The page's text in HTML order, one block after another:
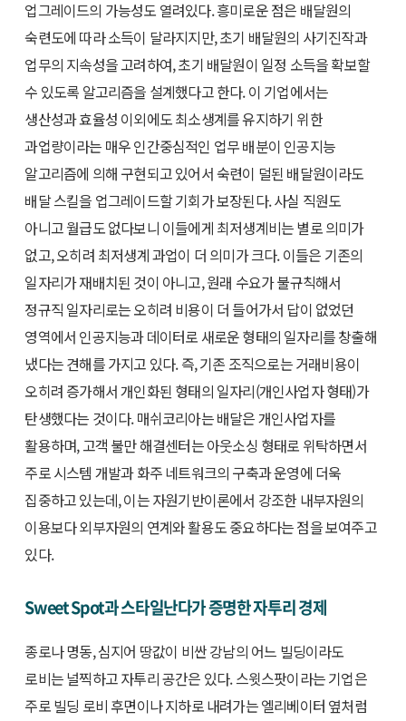
업그레이드의 가능성도 열려있다. 흥미로운 점은 배달원의
숙련도에 따라 소득이 달라지지만, 초기 배달원의 사기진작과
업무의 지속성을 고려하여, 초기 배달원이 일정 소득을 확보할
수 있도록 알고리즘을 설계했다고 한다. 이 기업에서는
생산성과 효율성 이외에도 최소생계를 유지하기 위한
과업량이라는 매우 인간중심적인 업무 배분이 인공지능
알고리즘에 의해 구현되고 있어서 숙련이 덜된 배달원이라도
배달 스킬을 업그레이드할 기회가 보장된다. 사실 직원도
아니고 월급도 없다보니 이들에게 최저생계비는 별로 의미가
없고, 오히려 최저생계 과업이 더 의미가 크다. 이들은 기존의
일자리가 재배치된 것이 아니고, 원래 수요가 불규칙해서
정규직 일자리로는 오히려 비용이 더 들어가서 답이 없었던
영역에서 인공지능과 데이터로 새로운 형태의 일자리를 창출해
냈다는 견해를 가지고 있다. 즉, 기존 조직으로는 거래비용이
오히려 증가해서 개인화된 형태의 일자리(개인사업자 형태)가
탄생했다는 것이다. 매쉬코리아는 배달은 개인사업자를
활용하며, 고객 불만 해결센터는 아웃소싱 형태로 위탁하면서
주로 시스템 개발과 화주 네트워크의 구축과 운영에 더욱
집중하고 있는데, 이는 자원기반이론에서 강조한 내부자원의
이용보다 외부자원의 연계와 활용도 중요하다는 점을 보여주고
있다.
Sweet Spot과 스타일난다가 증명한 자투리 경제
종로나 명동, 심지어 땅값이 비싼 강남의 어느 빌딩이라도
로비는 널찍하고 자투리 공간은 있다. 스윗스팟이라는 기업은
주로 빌딩 로비 후면이나 지하로 내려가는 엘리베이터 옆처럼